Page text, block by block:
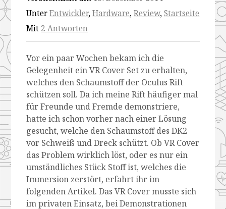
UnterEntwickler,Hardware,Review,Startseite
Mit 2 Antworten
Vor ein paar Wochen bekam ich die
Gelegenheit ein VR Cover Set zu erhalten,
welches den Schaumstoff der Oculus Rift
schützen soll. Da ich meine Rift häufiger mal
für Freunde und Fremde demonstriere,
hatte ich schon vorher nach einer Lösung
gesucht, welche den Schaumstoff des DK2
vor Schweiß und Dreck schützt. Ob VR Cover
das Problem wirklich löst, oder es nur ein
umständliches Stück Stoff ist, welches die
Immersion zerstört, erfahrt ihr im
folgenden Artikel. Das VR Cover musste sich
im privaten Einsatz, bei Demonstrationen